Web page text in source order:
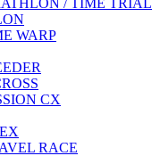
/ TIME TRIAL
WARP
CX
RACE